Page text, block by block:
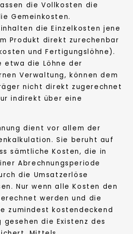
die Vollkosten die
Gemeinkosten.
die Einzelkosten jene
Produkt direkt zurechenbar
und Fertigungslöhne).
etwa die Löhne der
Verwaltung, können dem
nicht direkt zugerechnet
indirekt über eine
dient vor allem der
Sie beruht auf
sämtliche Kosten, die in
Abrechnungsperiode
die Umsatzerlöse
Nur wenn alle Kosten den
werden und die
zumindest kostendeckend
die Existenz des